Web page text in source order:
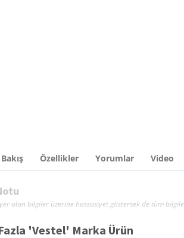
Özellikler Yorumlar Video
alan bilgiler üzerine hassasiyet göstersek de tüm
'Vestel' Marka Ürün